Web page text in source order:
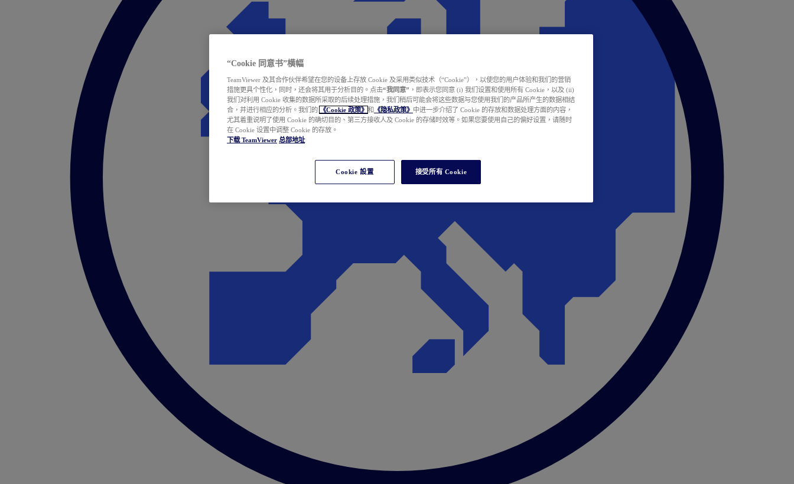
“Cookie 同意书”横幅
TeamViewer 及其合作伙伴希望在您的设备上存放 Cookie 及采用类似技术（“Cookie”），以使您的用户体验和我们的营销
措施更具个性化，同时，还会将其用于分析目的。点击“我同意” ，即表示您同意 (i) 我们设置和使用所有 Cookie，以及 (ii)
我们对利用 Cookie 收集的数据所采取的后续处理措施，我们稍后可能会将这些数据与您使用我们的产品所产生的数据相结
合，并进行相应的分析。我们的
《Cookie 政策》 和 《隐私政策》 中进一步介绍了 Cookie 的存放和数据处理方面的内容，
尤其着重说明了使用 Cookie 的确切目的、第三方接收人及 Cookie 的存储时效等。如果您要使用自己的偏好设置，请随时
在 Cookie 设置中调整 Cookie 的存放。
下载 TeamViewer 总部地址
Cookie 設置 接受所有 Cookie